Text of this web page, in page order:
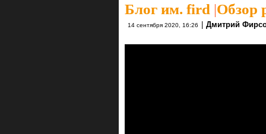
Блог им. fird |Обзор
14 сентября 2020, 16:26 | Дмитрий